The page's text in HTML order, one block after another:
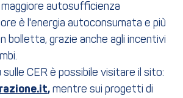
autosufficienza
è l'energia autoconsumata e più
bolletta, grazie anche agli incentivi
sulle CER è possibile visitare il sito:
, mentre sui progetti di